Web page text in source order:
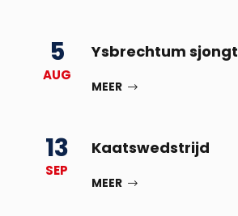
5
AUG
Ysbrechtum sjongt
MEER
13
SEP
Kaatswedstrijd
MEER